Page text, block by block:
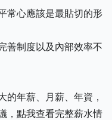
常心應該是最貼切的形
善制度以及內部效率不
的年薪、月薪、年資，
，點我查看完整薪水情